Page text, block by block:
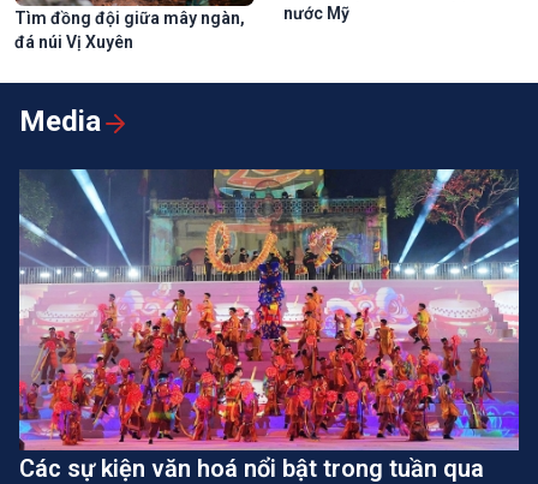
Tìm đồng đội giữa mây ngàn,
đá núi Vị Xuyên
nước Mỹ
Media
Các sự kiện văn hoá nổi bật trong tuần qua